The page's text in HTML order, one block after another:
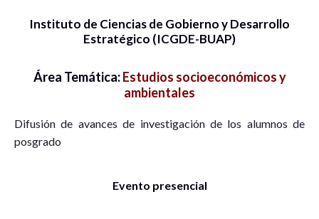
Instituto de Ciencias de Gobierno y Desarrollo
Estratégico (ICGDE-BUAP)
Área Temática:Estudios socioeconómicos y
ambientales
Difusión de avances de investigación de los alumnos de
posgrado
Evento presencial